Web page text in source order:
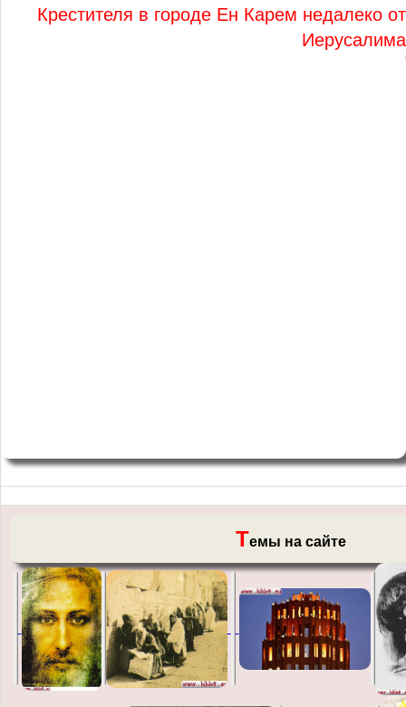
Крестителя в городе Ен Карем недалеко от
Иерусалима
Темы на сайте